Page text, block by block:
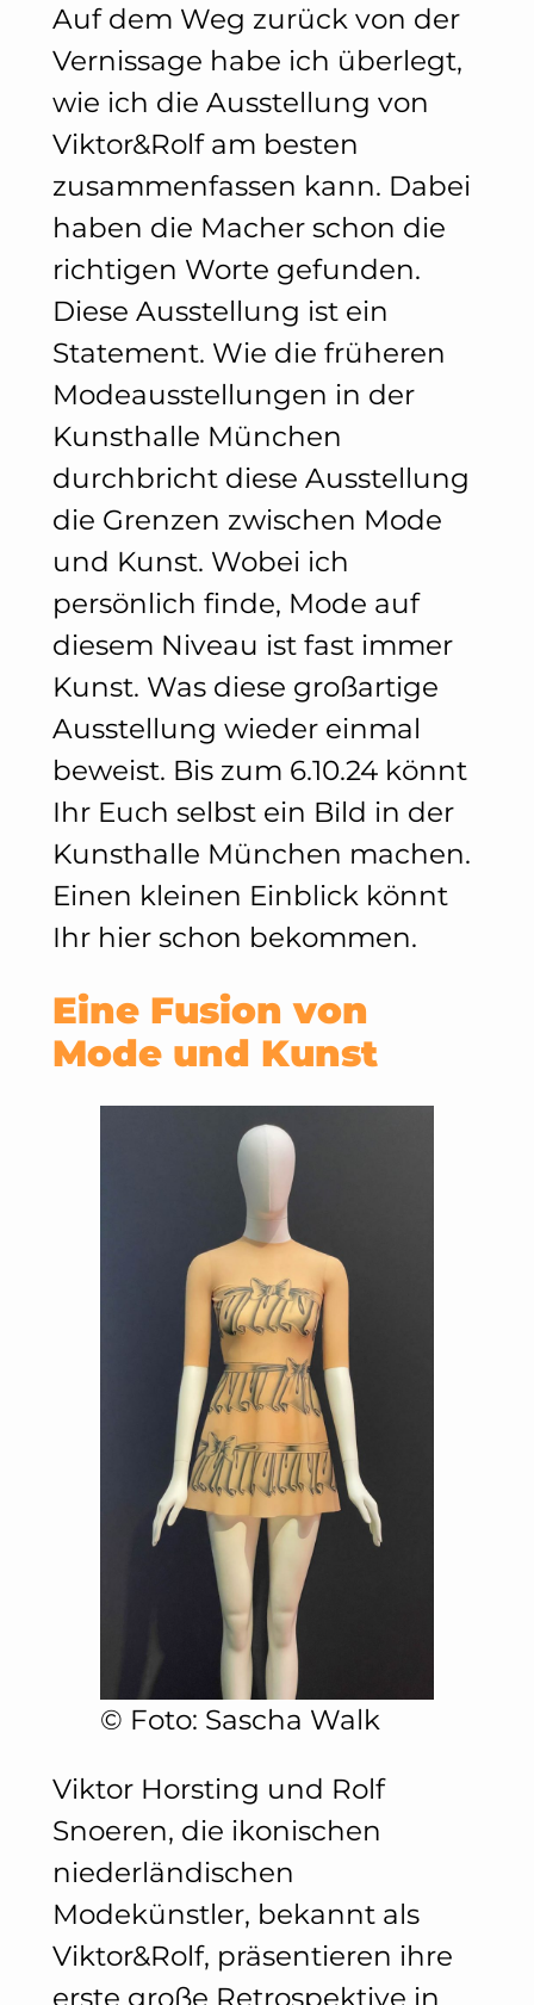
Auf dem Weg zurück von der
Vernissage habe ich überlegt,
wie ich die Ausstellung von
Viktor&Rolf am besten
zusammenfassen kann. Dabei
haben die Macher schon die
richtigen Worte gefunden.
Diese Ausstellung ist ein
Statement. Wie die früheren
Modeausstellungen in der
Kunsthalle München
durchbricht diese Ausstellung
die Grenzen zwischen Mode
und Kunst. Wobei ich
persönlich finde, Mode auf
diesem Niveau ist fast immer
Kunst. Was diese großartige
Ausstellung wieder einmal
beweist. Bis zum 6.10.24 könnt
Ihr Euch selbst ein Bild in der
Kunsthalle München machen.
Einen kleinen Einblick könnt
Ihr hier schon bekommen.
Eine Fusion von
Mode und Kunst
©️ Foto: Sascha Walk
Viktor Horsting und Rolf
Snoeren, die ikonischen
niederländischen
Modekünstler, bekannt als
Viktor&Rolf, präsentieren ihre
erste große Retrospektive in